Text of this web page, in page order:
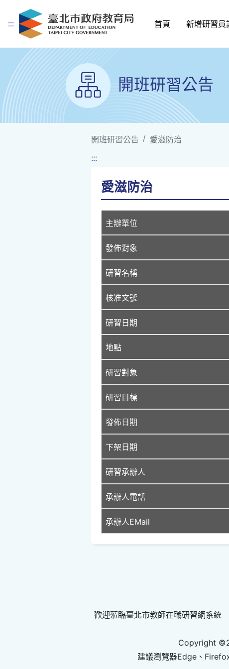
跳到主要內容
::: 首頁 新增研習員
開班研習公告
開班研習公告
愛滋防治
:::
愛滋防治
主辦單位
發佈對象
研習名稱
核准文號
研習日期
地點
研習對象
研習目標
發佈日期
下架日期
研習承辦人
承辦人電話
承辦人EMail
歡迎蒞臨臺北市教師在職研習網系
Copyright
建議瀏覽器Edge、